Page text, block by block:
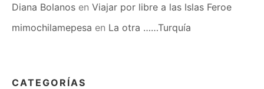
Diana Bolanos en Viajar por libre a las Islas Feroe
mimochilamepesa en La otra ……Turquía
CATEGORÍAS